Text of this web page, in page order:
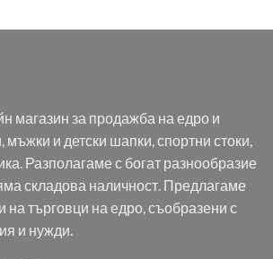
магазин за продажба на едро и
мъжки и детски шапки, спортни стоки,
Разполагаме с богат разнообразие
складова наличност. Предлагаме
на търговци на едро, съобразени с
и нужди.